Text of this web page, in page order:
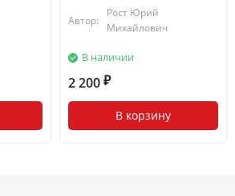
Автор:
Рост Юрий
Михайлович
В наличии
2 200 ₽
В корзину